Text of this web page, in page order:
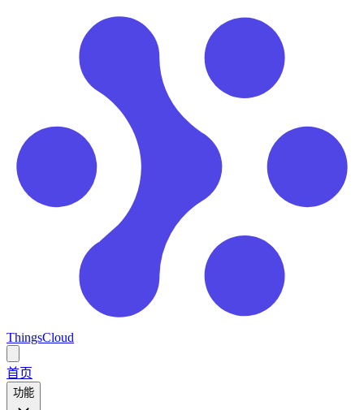
ThingsCloud
main
menu
首页
功能